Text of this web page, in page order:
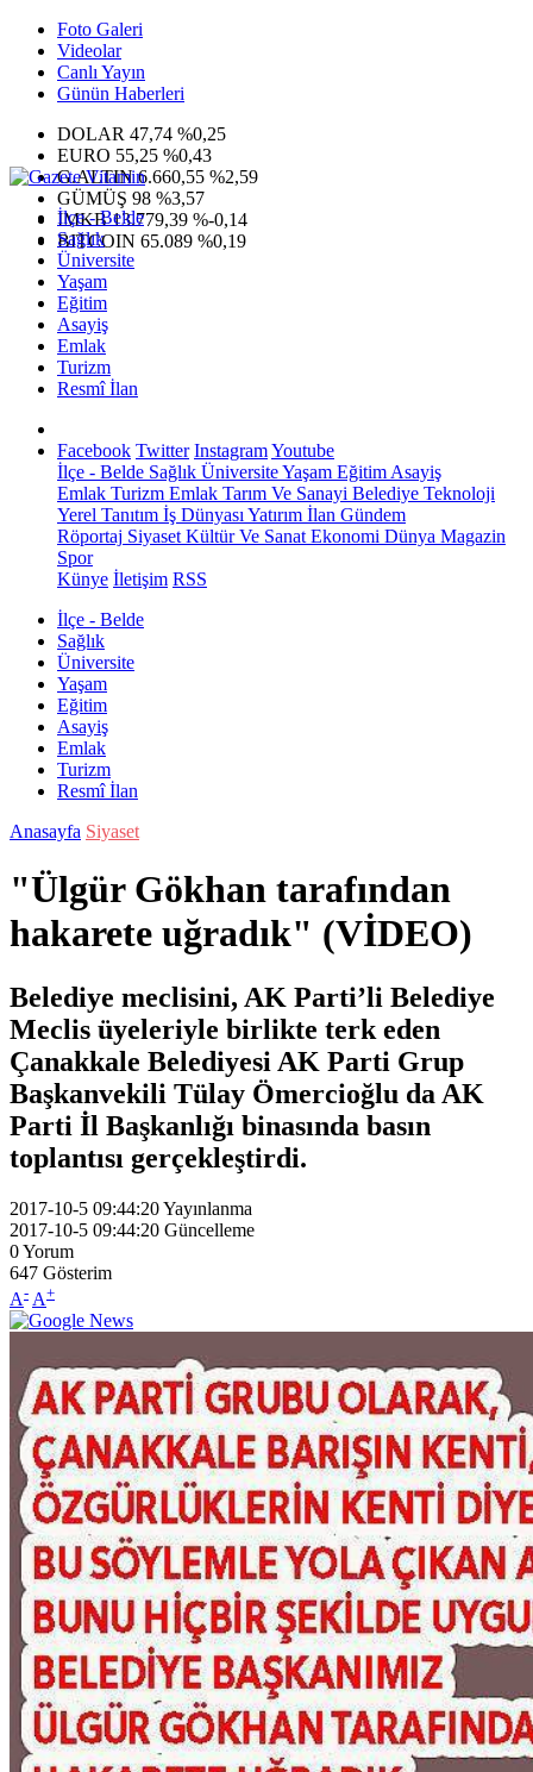
Foto Galeri
Videolar
Canlı Yayın
Günün Haberleri
DOLAR 47,74 %0,25
EURO 55,25 %0,43
G.ALTIN6.660,55 %2,59
GÜMÜŞ 98 %3,57
IMKB13.779,39 %-0,14
BITCOIN 65.089 %0,19
İlçe - Belde
Sağlık
Üniversite
Yaşam
Eğitim
Asayiş
Emlak
Turizm
Resmî İlan
Facebook Twitter InstagramYoutube
İlçe - Belde Sağlık ÜniversiteYaşam Eğitim Asayiş
Emlak Turizm Emlak Tarım Ve Sanayi Belediye Teknoloji
Yerel Tanıtım İş Dünyası Yatırım İlan Gündem
Röportaj Siyaset Kültür Ve Sanat Ekonomi Dünya Magazin
Spor
Künye İletişim RSS
İlçe - Belde
Sağlık
Üniversite
Yaşam
Eğitim
Asayiş
Emlak
Turizm
Resmî İlan
Anasayfa Siyaset
"Ülgür Gökhan tarafından
hakarete uğradık" (VİDEO)
Belediye meclisini, AK Parti’li Belediye
Meclis üyeleriyle birlikte terk eden
Çanakkale Belediyesi AK Parti Grup
Başkanvekili Tülay Ömercioğlu da AK
Parti İl Başkanlığı binasında basın
toplantısı gerçekleştirdi.
2017-10-5 09:44:20Yayınlanma
2017-10-5 09:44:20 Güncelleme
0Yorum
647 Gösterim
A- A+